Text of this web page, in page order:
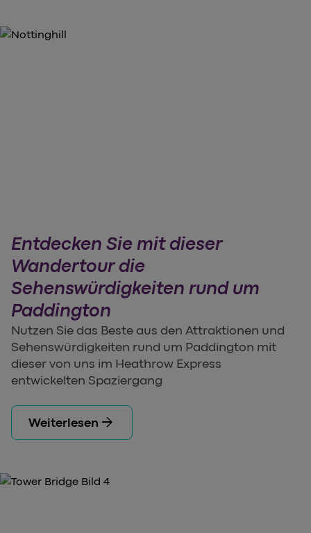
Entdecken Sie mit dieser
Wandertour die
Sehenswürdigkeiten rund um
Paddington
Nutzen Sie das Beste aus den Attraktionen und
Sehenswürdigkeiten rund um Paddington mit
dieser von uns im Heathrow Express
entwickelten Spaziergang
Weiterlesen arrow_forward